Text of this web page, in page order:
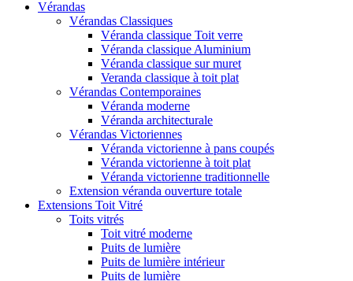
Vérandas
Vérandas Classiques
Véranda classique Toit verre
Véranda classique Aluminium
Véranda classique sur muret
Veranda classique à toit plat
Vérandas Contemporaines
Véranda moderne
Véranda architecturale
Vérandas Victoriennes
Véranda victorienne à pans coupés
Véranda victorienne à toit plat
Véranda victorienne traditionnelle
Extension véranda ouverture totale
Extensions Toit Vitré
Toits vitrés
Toit vitré moderne
Puits de lumière
Puits de lumière intérieur
Puits de lumière